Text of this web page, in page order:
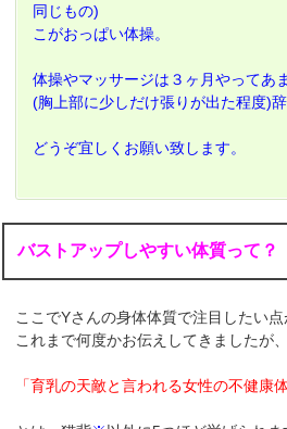
同じもの)
こがおっぱい体操。
体操やマッサージは３ヶ月やってあ
(胸上部に少しだけ張りが出た程度)
どうぞ宜しくお願い致します
バストアップしやすい体質って？
ここでYさんの身体体質で注目したい点
これまで何度かお伝えしてきましたが、
「育乳の天敵と言われる女性の不健康体